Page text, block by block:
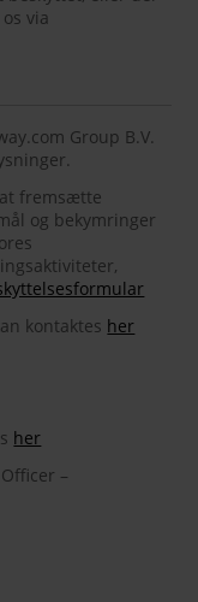
via
Group B.V.
fremsætte
og bekymringer
kontaktes her
her
–